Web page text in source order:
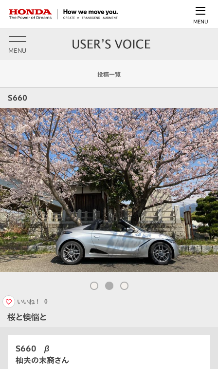
MENU
MENU
投稿一覧
S660
桜と懊悩と
いいね！ 0
S660 β
杣夫の末裔さん